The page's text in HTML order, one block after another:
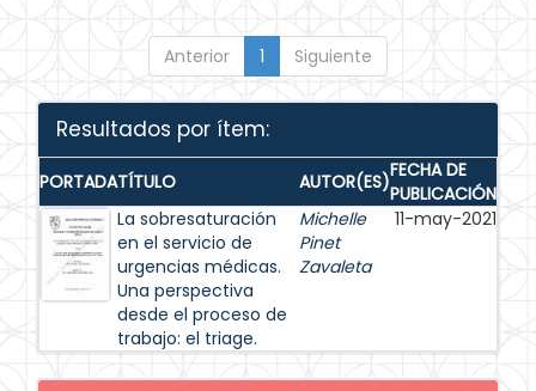
Anterior 1 Siguiente
Resultados por ítem:
PORTADATÍTULO AUTOR(ES)FECHA DE
PUBLICACIÓN
La sobresaturación
en el servicio de
urgencias médicas.
Una perspectiva
desde el proceso de
trabajo: el triage.
Michelle
Pinet
Zavaleta
11-may-2021